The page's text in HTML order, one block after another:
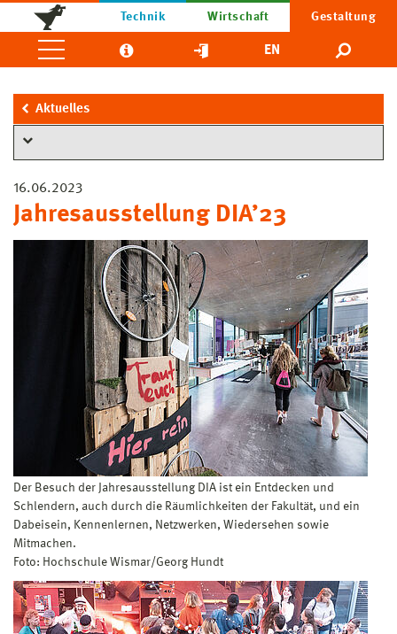
Technik Wirtschaft Gestaltung
EN
Aktuelles
16.06.2023
Jahresausstellung DIA’23
Der Besuch der Jahresausstellung DIA ist ein Entdecken und
Schlendern, auch durch die Räumlichkeiten der Fakultät, und ein
Dabeisein, Kennenlernen, Netzwerken, Wiedersehen sowie
Mitmachen.
Foto: Hochschule Wismar/Georg Hundt